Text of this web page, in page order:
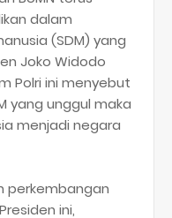
dalam
(SDM) yang
Joko Widodo
Polri ini menyebut
yang unggul maka
menjadi negara
perkembangan
ini,